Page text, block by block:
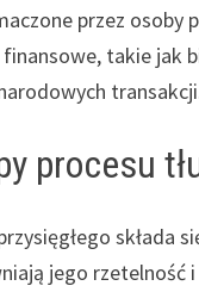
przez osoby
takie jak
procesu
składa
jego rzetelność